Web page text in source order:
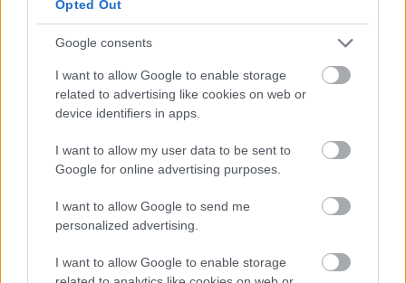
Opted Out
Google consents
I want to allow Google to enable storage
related to advertising like cookies on web or
device identifiers in apps.
I want to allow my user data to be sent to
Google for online advertising purposes.
I want to allow Google to send me
personalized advertising.
I want to allow Google to enable storage
először Debrecenben, az Auróra
vendégeként. A csapatnak abban az évben
demókazettája Baj van! címmel.
"Inkább vagyunk a keveset, de jobban, mint a
sokat, csak legyen valami elv hívei, vagyis
ritkábban csinálunk lemezeket, mert
elkészíteni. Úgy érzem, jól gondoljuk ezt,
hiszen azt látom és hallom, hogy a rajongók
anyagainkat ma is elő-előveszik" - fejtette ki